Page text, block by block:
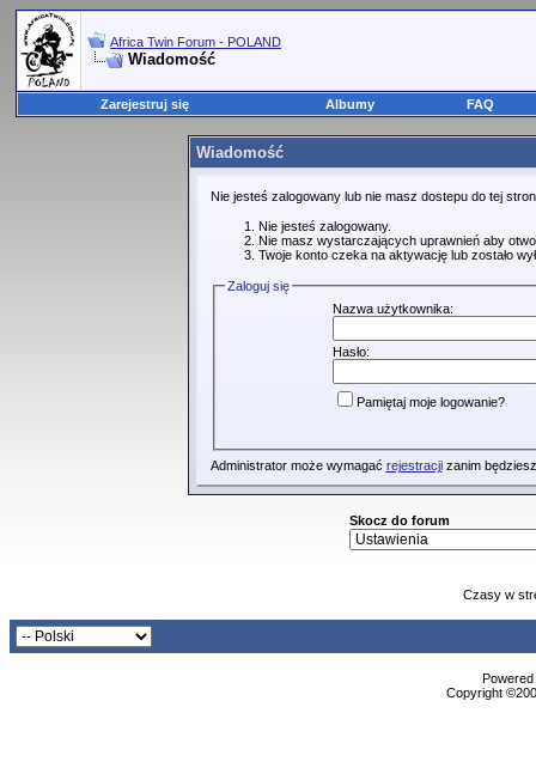
Africa Twin Forum - POLAND
Wiadomość
Zarejestruj się Albumy FAQ
Wiadomość
Nie jesteś zalogowany lub nie masz dostepu do tej
Nie jesteś zalogowany.
Nie masz wystarczających uprawnień aby
Twoje konto czeka na aktywację lub zostało
Zaloguj się
Nazwa użytkownika:
Hasło:
Pamiętaj moje logowanie?
Administrator może wymagać rejestracjizanim
Skocz do forum
Czasy w
Copyright